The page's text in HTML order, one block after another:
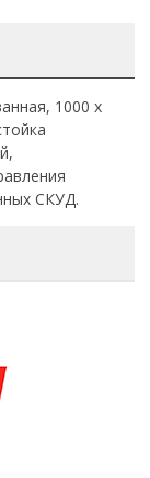
1000 х
СКУД.